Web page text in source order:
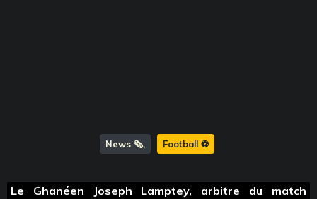
News 🗞️ Football ⚽️
Le Ghanéen Joseph Lamptey, arbitre du match